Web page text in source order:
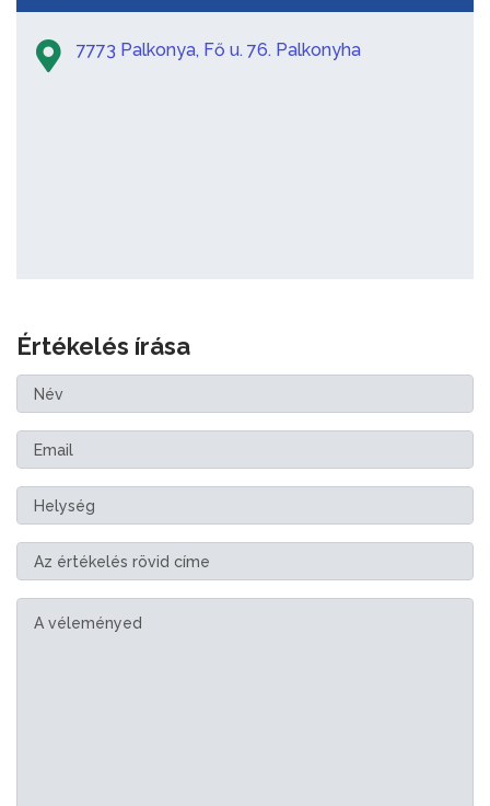
7773 Palkonya, Fő u. 76. Palkonyha
Értékelés írása